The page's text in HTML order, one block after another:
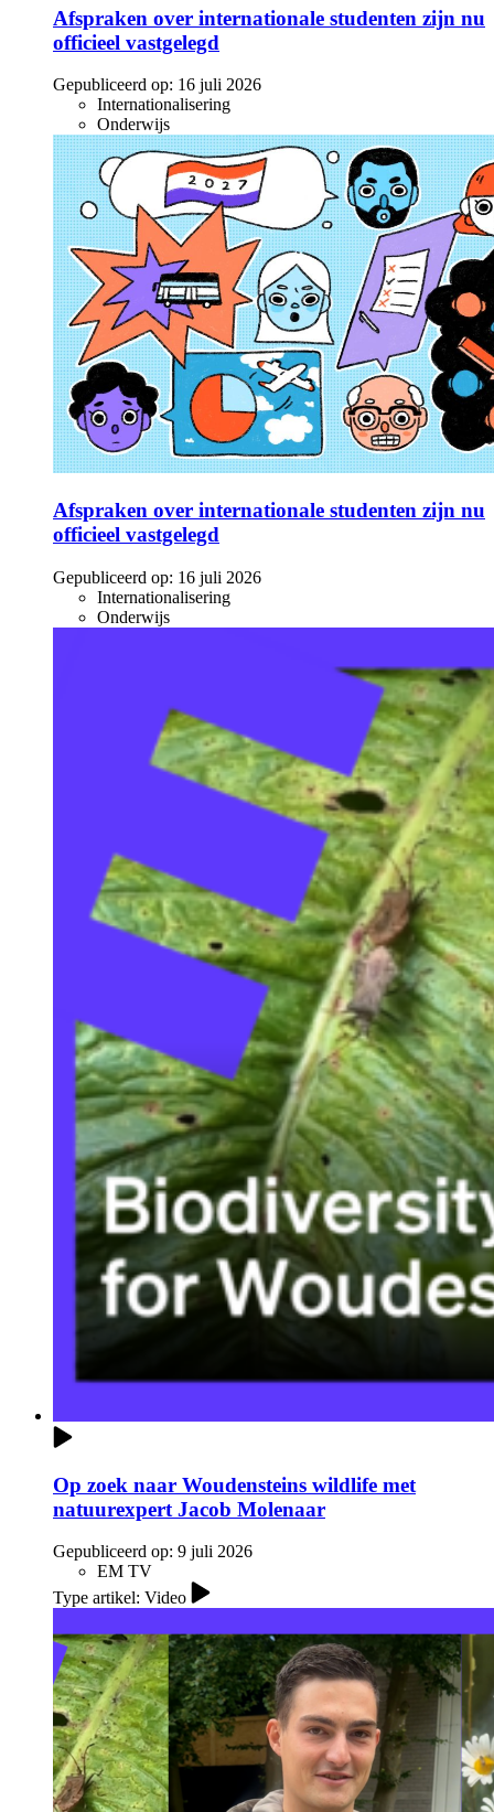
Afspraken over internationale studenten zijn nu
officieel vastgelegd
Gepubliceerd op: 16 juli 2026
Internationalisering
Onderwijs
Afspraken over internationale studenten zijn nu
officieel vastgelegd
Gepubliceerd op: 16 juli 2026
Internationalisering
Onderwijs
Op zoek naar Woudensteins wildlife met
natuurexpert Jacob Molenaar
Gepubliceerd op: 9 juli 2026
EM TV
Type artikel: Video